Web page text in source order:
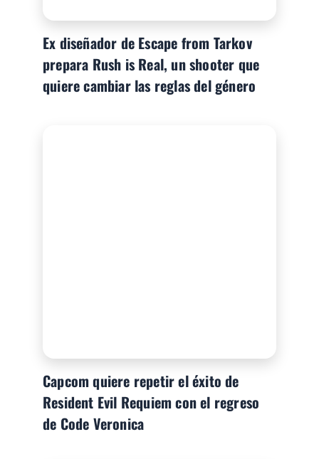
Ex diseñador de Escape from Tarkov
prepara Rush is Real, un shooter que
quiere cambiar las reglas del género
Capcom quiere repetir el éxito de
Resident Evil Requiem con el regreso
de Code Veronica